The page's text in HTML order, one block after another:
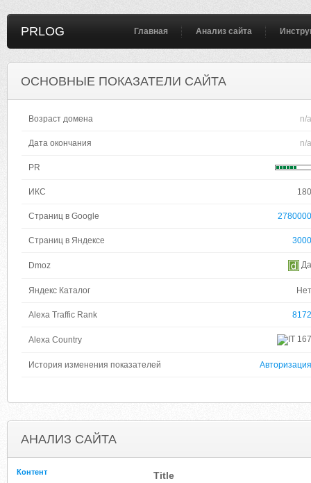
PRLOG Главная Анализ сайта
ОСНОВНЫЕ ПОКАЗАТЕЛИ САЙТА
Возраст домена n/a
Дата окончания n/a
PR
ИКС 180
Страниц в Google 2780000
Страниц в Яндексе 3000
Dmoz Да
Яндекс Каталог Нет
Alexa Traffic Rank 8172
Alexa Country 167
История изменения показателей Авторизация
АНАЛИЗ САЙТА
Контент Title